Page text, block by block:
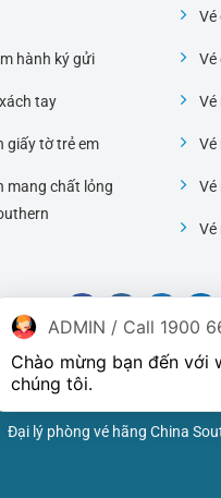
hành ký gửi
tay
giấy tờ trẻ em
mang chất lỏng
Vé
Vé
Vé
Vé
Vé
Vé
Đại lý phòng vé hãng China
ADMIN / Call 1900
Chào mừng bạn đến với
chúng tôi.